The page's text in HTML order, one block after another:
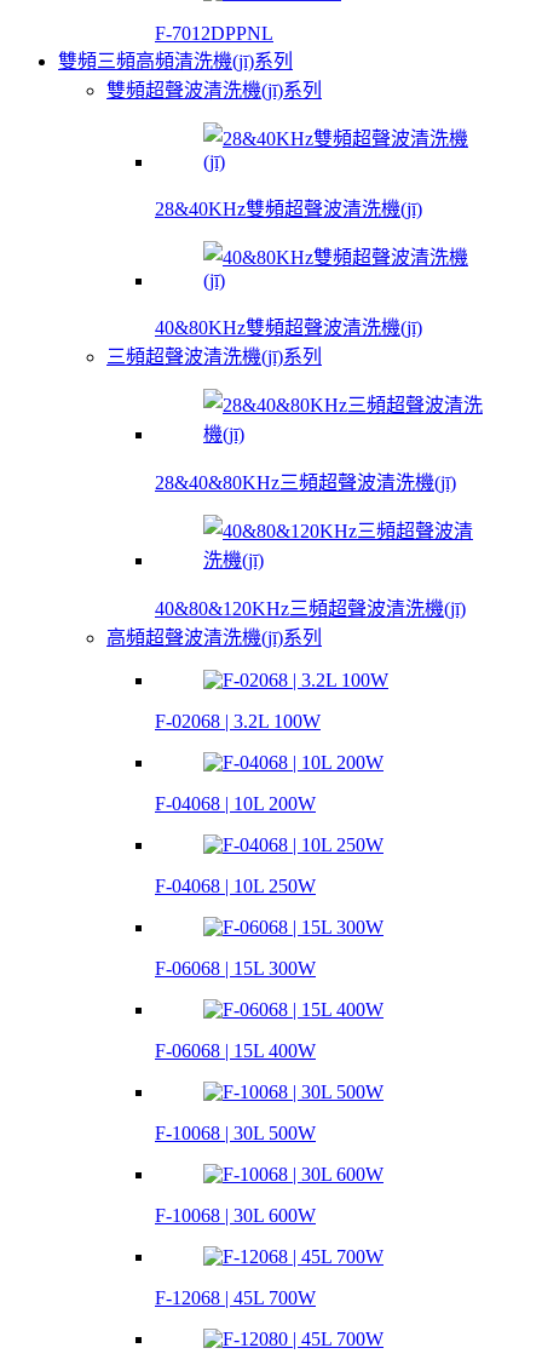
F-7012DPPNL
雙頻三頻高頻清洗機(jī)系列
雙頻超聲波清洗機(jī)系列
28&40KHz雙頻超聲波清洗機(jī)
40&80KHz雙頻超聲波清洗機(jī)
三頻超聲波清洗機(jī)系列
28&40&80KHz三頻超聲波清洗機(jī)
40&80&120KHz三頻超聲波清洗機(jī)
高頻超聲波清洗機(jī)系列
F-02068 | 3.2L 100W
F-04068 | 10L 200W
F-04068 | 10L 250W
F-06068 | 15L 300W
F-06068 | 15L 400W
F-10068 | 30L 500W
F-10068 | 30L 600W
F-12068 | 45L 700W